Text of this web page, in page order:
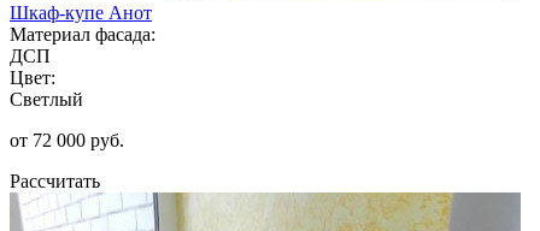
Шкаф-купе Анот
Материал фасада:
ДСП
Цвет:
Светлый
от 72 000 руб.
Рассчитать